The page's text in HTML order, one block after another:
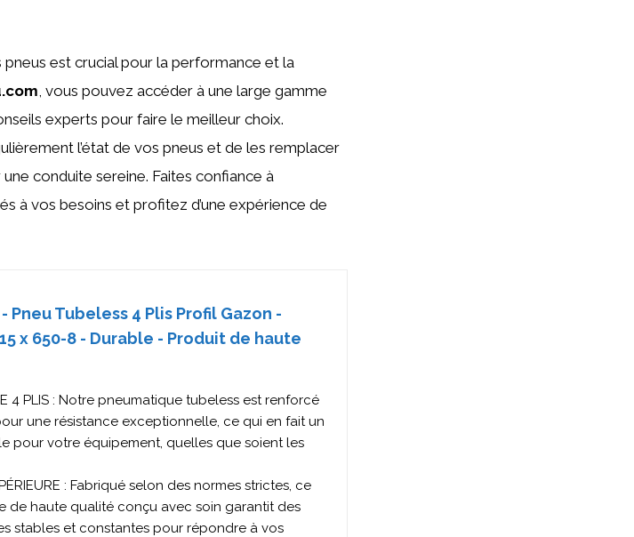
est crucial pour la performance et la
, vous pouvez accéder à une large gamme
experts pour faire le meilleur choix.
l’état de vos pneus et de les remplacer
conduite sereine. Faites confiance à
à vos besoins et profitez d’une expérience de
- Pneu Tubeless 4 Plis Profil Gazon -
x 650-8 - Durable - Produit de haute
4 PLIS : Notre pneumatique tubeless est renforcé
une résistance exceptionnelle, ce qui en fait un
pour votre équipement, quelles que soient les
: Fabriqué selon des normes strictes, ce
de haute qualité conçu avec soin garantit des
stables et constantes pour répondre à vos